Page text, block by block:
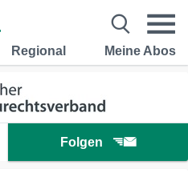
Regional Meine Abos
Folgen